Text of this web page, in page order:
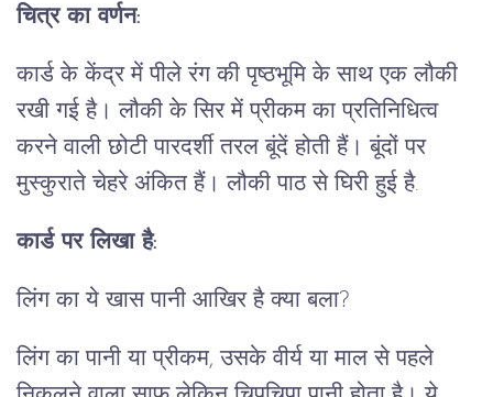
चित्र का वर्णन:
कार्ड के केंद्र में पीले रंग की पृष्ठभूमि के साथ एक लौकी
रखी गई है। लौकी के सिर में प्रीकम का प्रतिनिधित्व
करने वाली छोटी पारदर्शी तरल बूंदें होती हैं। बूंदों पर
मुस्कुराते चेहरे अंकित हैं। लौकी पाठ से घिरी हुई है.
कार्ड पर लिखा है:
लिंग का ये खास पानी आखिर है क्या बला?
लिंग का पानी या प्रीकम, उसके वीर्य या माल से पहले